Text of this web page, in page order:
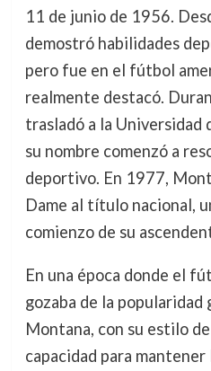
11 de junio de 1956.
demostró habilidades
pero fue en el fútbol
realmente destacó.
trasladó a la Universidad
su nombre comenzó a
deportivo. En 1977,
Dame al título nacional,
comienzo de su
En una época donde el
gozaba de la popularidad
Montana, con su estilo
capacidad para mantener